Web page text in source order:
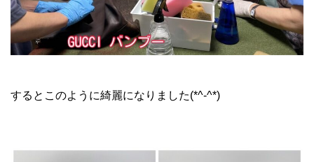
するとこのように綺麗になりました(*^-^*)